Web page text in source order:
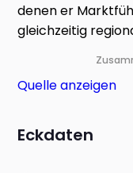
denen er
gleichzeitig
Quelle anzeigen
Eckdaten